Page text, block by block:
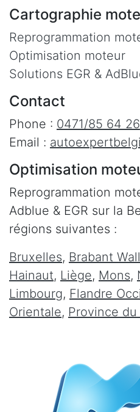
Cartographie
Reprogrammation
Optimisation moteur
Solutions EGR &
Contact
Phone : 0471/85 64 26
Email :
Optimisation
Reprogrammation
Adblue & EGR sur la
régions suivantes :
Bruxelles, Brabant
Hainaut, Liège, Mons,
Limbourg, Flandre
Orientale, Province